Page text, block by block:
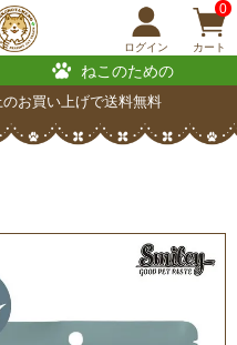
ログイン
0
カート
ねこのための
お買い上げで送料無料